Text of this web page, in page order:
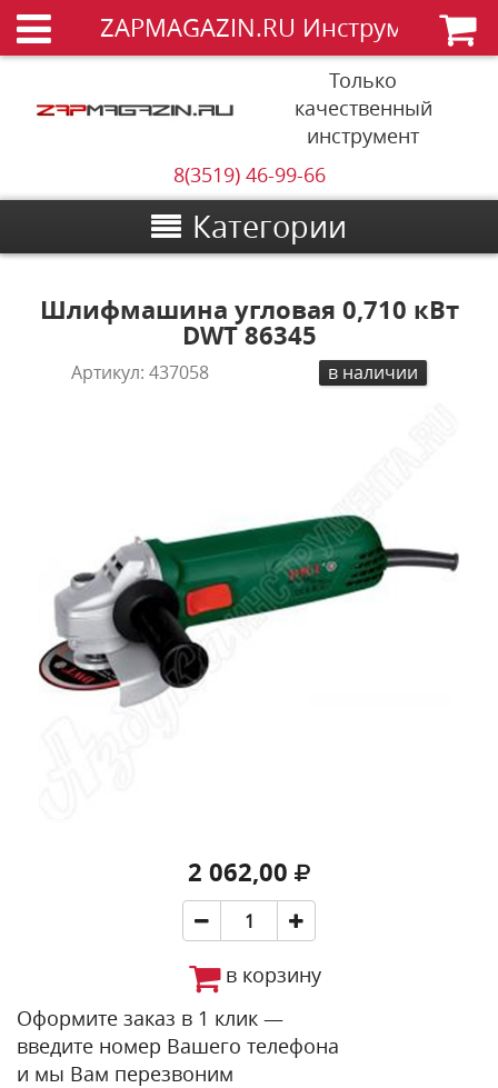
ZAPMAGAZIN.RU Инструменты
Только
качественный
инструмент
8(3519) 46-99-66
Категории
Шлифмашина угловая 0,710 кВт
DWT 86345
Артикул:437058 в наличии
2 062,00
в корзину
Оформите заказ в 1 клик —
введите номер Вашего телефона
и мы Вам перезвоним